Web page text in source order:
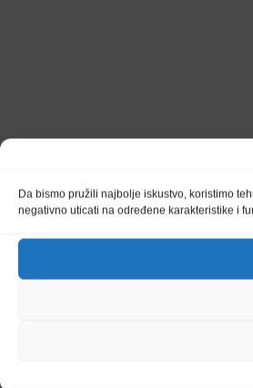
Da bismo pružili najbolje iskustvo, koristimo
negativno uticati na određene karakteristike i